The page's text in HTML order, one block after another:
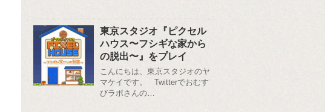
東京スタジオ『ピクセル
ハウス〜フシギな家から
の脱出〜』をプレイ
こんにちは、東京スタジオのヤ
マケイです。 Twitterでおむす
びラボさんの…